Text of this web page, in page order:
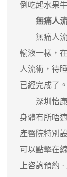
倒吃起水果
無痛人
無痛人流
輸液一樣，
人流術，待
已經完成了。
深圳怡康
身體有所唔
產醫院特別
可以點擊在
上咨詢預約